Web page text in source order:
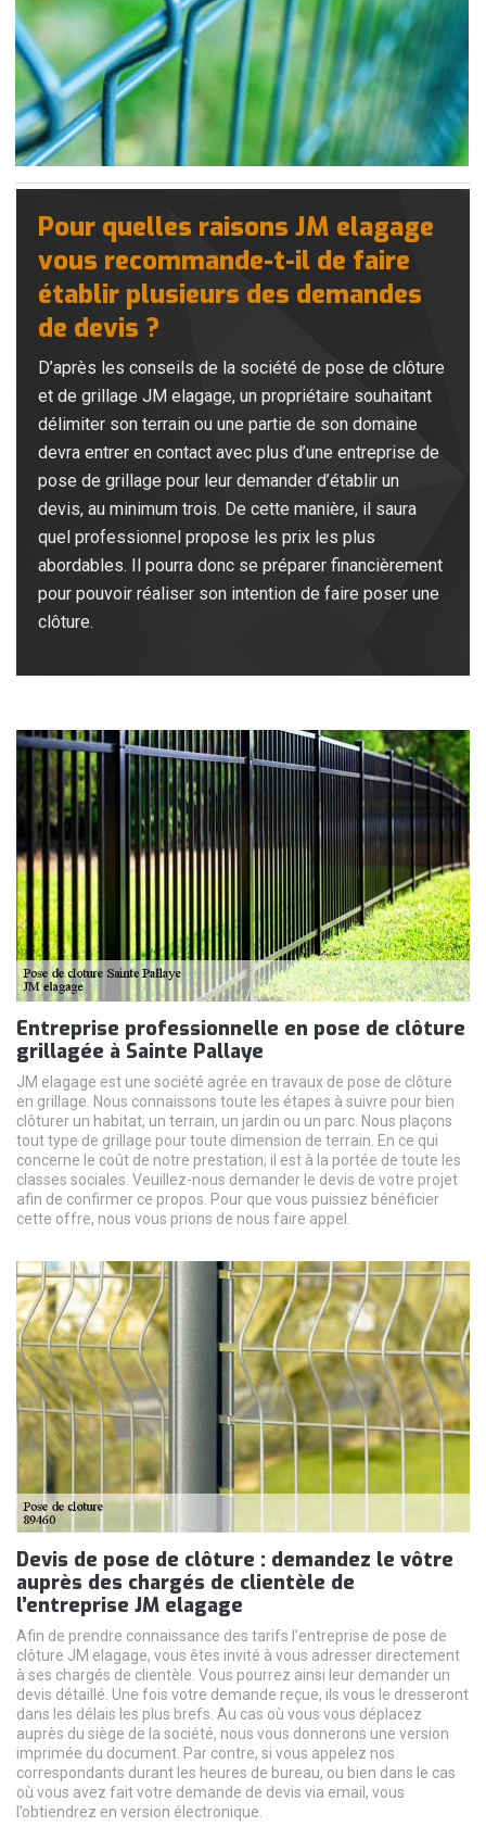
Pour quelles raisons JM elagage
vous recommande-t-il de faire
établir plusieurs des demandes
de devis ?
D’après les conseils de la société de pose de clôture
et de grillage JM elagage, un propriétaire souhaitant
délimiter son terrain ou une partie de son domaine
devra entrer en contact avec plus d’une entreprise de
pose de grillage pour leur demander d’établir un
devis, au minimum trois. De cette manière, il saura
quel professionnel propose les prix les plus
abordables. Il pourra donc se préparer financièrement
pour pouvoir réaliser son intention de faire poser une
clôture.
Entreprise professionnelle en pose de clôture
grillagée à Sainte Pallaye
JM elagage est une société agrée en travaux de pose de clôture
en grillage. Nous connaissons toute les étapes à suivre pour bien
clôturer un habitat, un terrain, un jardin ou un parc. Nous plaçons
tout type de grillage pour toute dimension de terrain. En ce qui
concerne le coût de notre prestation, il est à la portée de toute les
classes sociales. Veuillez-nous demander le devis de votre projet
afin de confirmer ce propos. Pour que vous puissiez bénéficier
cette offre, nous vous prions de nous faire appel.
Devis de pose de clôture : demandez le vôtre
auprès des chargés de clientèle de
l’entreprise JM elagage
Afin de prendre connaissance des tarifs l’entreprise de pose de
clôture JM elagage, vous êtes invité à vous adresser directement
à ses chargés de clientèle. Vous pourrez ainsi leur demander un
devis détaillé. Une fois votre demande reçue, ils vous le dresseront
dans les délais les plus brefs. Au cas où vous vous déplacez
auprès du siège de la société, nous vous donnerons une version
imprimée du document. Par contre, si vous appelez nos
correspondants durant les heures de bureau, ou bien dans le cas
où vous avez fait votre demande de devis via email, vous
l’obtiendrez en version électronique.